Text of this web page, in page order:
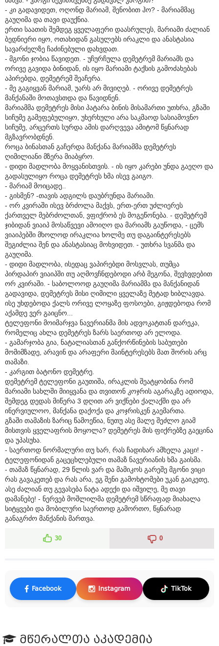
- კი გადავიდეთ, ოღონდ მარიამ, შენობით ჰო? - მარიამმაც
გაუღიმა და თავი დაუქნია.
ერთი საათის შემდეგ ყველაფერი დაასრულეს, მარიამი ძალიან
ბედნიერი იყო, ოთახიდან გასულებს ირაკლი და ანასტასია
სავარძელზე ჩაძინებული დახვდათ.
- მგონი ჯობია წავიდეთ. - უჩურჩულა დემეტრემ მარიამს და
ორივე გავიდა ბინიდან, ის იყო მარიამი ტაქსის გამოძახებას
აპირებდა, დემეტრემ შეაჩერა.
- მე გაგიყვან მარიამ, უარს არ მივიღებ. - ორივე დემეტრეს
მანქანაში მოთავსთდა და წავიდნენ.
მარიამმა დემეტრეს მისი პატარა ბინის მისამართი უთხრა, გზაში
სიჩუმე გამეფებულიყო, უხერხული არა საკმაოდ სასიამოვნო
სიჩუმე, არცერთს სურდა ამის დარღვევა ამიტომ წყნარად
მგზავრობდნენ.
როცა ბინასთან გაჩერდა მანქანა მარიამმა დემეტრეს
ღიმილიანი მზერა მიაბყრო.
- დიდი მადლობა მოყვანისთვის. - ის იყო კარები უნდა გაეღო და
გადასულიყო როცა დემეტრეს ხმა ისევ გაიგო.
- მარიამ მოიცადე..
- გისმენ? -თავის ადგილს დაუბრუნდა მარიამი.
- ორ კვირაში ისევ ბრძოლა მაქვს, ერთ-ერთ უძლიერეს
ქართველ მებრძოლთან, ვფიქრობ ეს მოგეწონება. - დემეტრემ
ჯიბიდან ვიაიპ მოსაწვევი ამოიღო და მარიამს გაუწოდა, - ცემს
ვიაიპებში მხოლოდ ირაკლია ხოლმე თუ დაგაინტერესებს
შეგიძლია შენ და ანასტასიაც მოხვიდეთ. - უთხრა სვანმა და
გაუღიმა.
- დიდი მადლობა, ისედაც ვაპირებდი მოსვლას, თუმცა
პირდაპირ ვიაიპში თუ აღმოვჩნდებოდი არბ მეგონა, შევხვდებით
ორ კვირაში. - საბოლოოდ გაუღიმა მარიამმა და მანქანიდან
გადავიდა, დემეტრეს მისი ღიმილი ყველაზე მეტად ხიბლავდა.
ისე უხდებოდა ქალს ორივე ლოყაზე ფოსოები, გიჟდებოდა რომ
აქამდე ვერ გაიცნო...
ტელეფონი მოიმარჯვა ნავერიანმა მის ადვოკატთან დარეკა,
რომელიც ახლა დემეტრეს ზარს საერთოდ არ ელოდა.
- გამარჯობა გია, ნატალიასთან განქორწინების საბუთები
მომიმზადე, არავინ და არაფერი მაინტერესებს მათ შორის არც
თამაზი.
- კარგით ბატონო დემეტრე.
დემეტრემ ტელეფონი გაუთიშა, ირაკლის შეატყობინა რომ
მარიამი სახლში მიიყვანა და თვითონ კოჯრის აგარაკზე ადიოდა,
შემდეგ დედას მიწერა 3 დღით არ ვიქნები ქალაქში და არ
ინერვიულოო, მანქანა დაქოქა და კოჯრისკენ გაემართა.
გზაში თამაზის ზარიც წამოეწია, ნუთუ ასე მალე შეძლო გიამ
მისთვის ყველაფრის მოყოლა? დემეტრეს მის ფიქრებზე გაეცინა
და უპასუხა.
- საერთოდ ნორმალური თუ ხარ, რას ჩადიხარ ამხელა კაცი! -
ტელეფონიდან გაცეცხლებული თამაზ ნავერიანის ხმა გაისმა.
- თამაზ წყნარად, 29 წლის ვარ და მამიკოს გარეშე მგონი ვიცი
რას გავაკეთებ და რას არა, ეგ შენი გამოხტომები უკან გაიკეთე,
ასე ძალიან თუ გევასება ნატა ადექი და იშვილე, მე თავი
დამანებე! - ნერვებ მოშლილმა დემეტრემ სწრაფად მიახალა
სიტყვები და მობილური საერთოდ გამორთო, წყნარად
განაგრძო მანქანის მართვა.
30 0
Facebook Instagram TikTok
მწერალთა აკადემია